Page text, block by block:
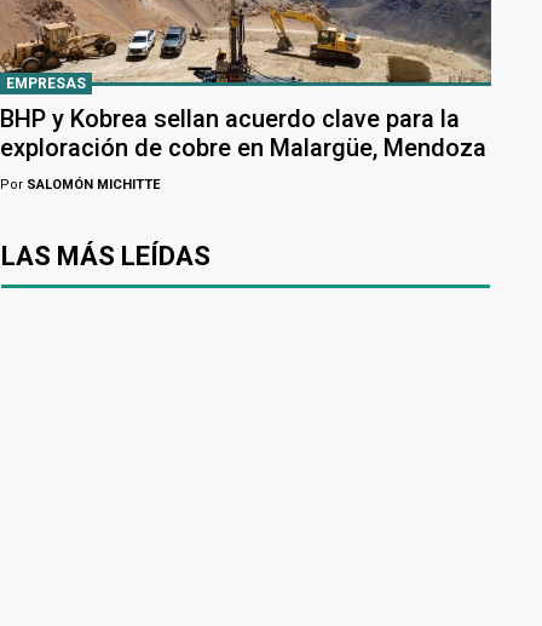
EMPRESAS
BHP y Kobrea sellan acuerdo clave para la
exploración de cobre en Malargüe, Mendoza
Por SALOMÓN MICHITTE
LAS MÁS LEÍDAS